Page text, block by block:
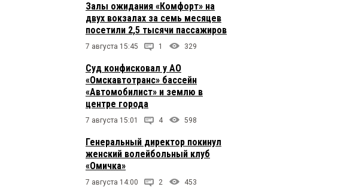
Залы ожидания «Комфорт» на
двух вокзалах за семь месяцев
посетили 2,5 тысячи пассажиров
7 августа 15:45 1 329
Суд конфисковал у АО
«Омскавтотранс» бассейн
«Автомобилист» и землю в
центре города
7 августа 15:01 4 598
Генеральный директор покинул
женский волейбольный клуб
«Омичка»
7 августа 14:00 2 453